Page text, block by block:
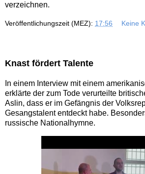
verzeichnen.
Veröffentlichungszeit (MEZ): 17:56 Keine
Knast fördert Talente
In einem Interview mit einem
erklärte der zum Tode verurteilte
Aslin, dass er im Gefängnis der
Gesangstalent entdeckt habe.
russische Nationalhymne.